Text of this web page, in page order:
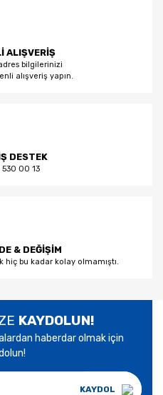
ALIŞVERİŞ
bilgilerinizi
alışveriş yapın.
DESTEK
530 00 13
& DEĞİŞİM
hiç bu kadar kolay olmamıştı.
KAYDOLUN!
haberdar olmak için
KAYDOL